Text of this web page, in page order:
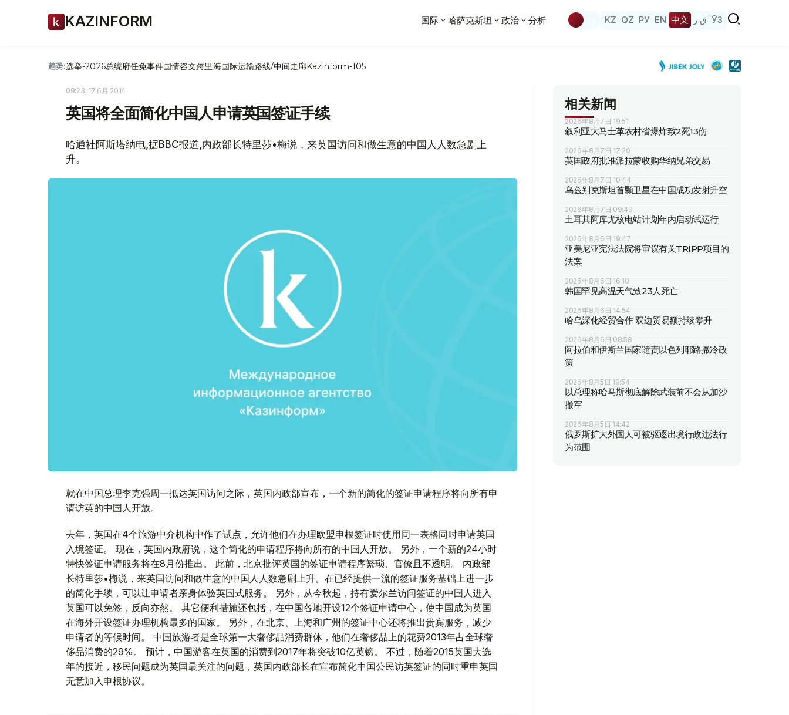
KAZINFORM 国际 哈萨克斯坦 政治 分析 KZ QZ РУ EN 中文 ق ز ЎЗ
趋势:选举-2026总统府任免事件国情咨文跨里海国际运输路线/中间走廊Kazinform-105
09:23, 17 6月 2014
英国将全面简化中国人申请英国签证手续
哈通社阿斯塔纳电,据BBC报道,内政部长特里莎•梅说，来英国访问和做生意的中国人人数急剧上
升。
就在中国总理李克强周一抵达英国访问之际，英国内政部宣布，一个新的简化的签证申请程序将向所有申
请访英的中国人开放。
去年，英国在4个旅游中介机构中作了试点，允许他们在办理欧盟申根签证时使用同一表格同时申请英国
入境签证。 现在，英国内政府说，这个简化的申请程序将向所有的中国人开放。 另外，一个新的24小时
特快签证申请服务将在8月份推出。 此前，北京批评英国的签证申请程序繁琐、官僚且不透明。 内政部
长特里莎•梅说，来英国访问和做生意的中国人人数急剧上升。在已经提供一流的签证服务基础上进一步
的简化手续，可以让申请者亲身体验英国式服务。 另外，从今秋起，持有爱尔兰访问签证的中国人进入
英国可以免签，反向亦然。 其它便利措施还包括，在中国各地开设12个签证申请中心，使中国成为英国
在海外开设签证办理机构最多的国家。 另外，在北京、上海和广州的签证中心还将推出贵宾服务，减少
申请者的等候时间。 中国旅游者是全球第一大奢侈品消费群体，他们在奢侈品上的花费2013年占全球奢
侈品消费的29%。 预计，中国游客在英国的消费到2017年将突破10亿英镑。 不过，随着2015英国大选
年的接近，移民问题成为英国最关注的问题，英国内政部长在宣布简化中国公民访英签证的同时重申英国
无意加入申根协议。
相关新闻
2026年8月7日 19:51
叙利亚大马士革农村省爆炸致2死13伤
2026年8月7日 17:20
英国政府批准派拉蒙收购华纳兄弟交易
2026年8月7日 10:44
乌兹别克斯坦首颗卫星在中国成功发射升空
2026年8月7日 09:49
土耳其阿库尤核电站计划年内启动试运行
2026年8月6日 19:47
亚美尼亚宪法法院将审议有关TRIPP项目的
法案
2026年8月6日 16:10
韩国罕见高温天气致23人死亡
2026年8月6日 14:54
哈乌深化经贸合作 双边贸易额持续攀升
2026年8月6日 08:58
阿拉伯和伊斯兰国家谴责以色列耶路撒冷政
策
2026年8月5日 19:54
以总理称哈马斯彻底解除武装前不会从加沙
撤军
2026年8月5日 14:42
俄罗斯扩大外国人可被驱逐出境行政违法行
为范围